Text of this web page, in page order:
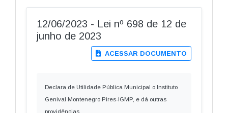
12/06/2023 - Lei nº 698 de 12 de
junho de 2023
ACESSAR DOCUMENTO
Declara de Utilidade Pública Municipal o Instituto
Genival Montenegro Pires-IGMP, e dá outras
providências